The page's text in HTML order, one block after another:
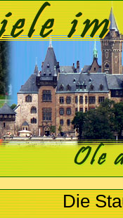
Die